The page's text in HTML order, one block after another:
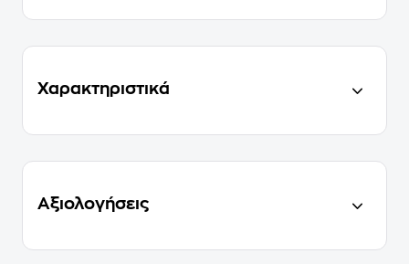
Χαρακτηριστικά
Αξιολογήσεις